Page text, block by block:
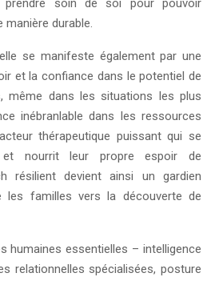
prendre soin de soi pour pouvoir
manière durable.
se manifeste également par une
et la confiance dans le potentiel de
même dans les situations les plus
inébranlable dans les ressources
thérapeutique puissant qui se
nourrit leur propre espoir de
résilient devient ainsi un gardien
les familles vers la découverte de
humaines essentielles – intelligence
relationnelles spécialisées, posture